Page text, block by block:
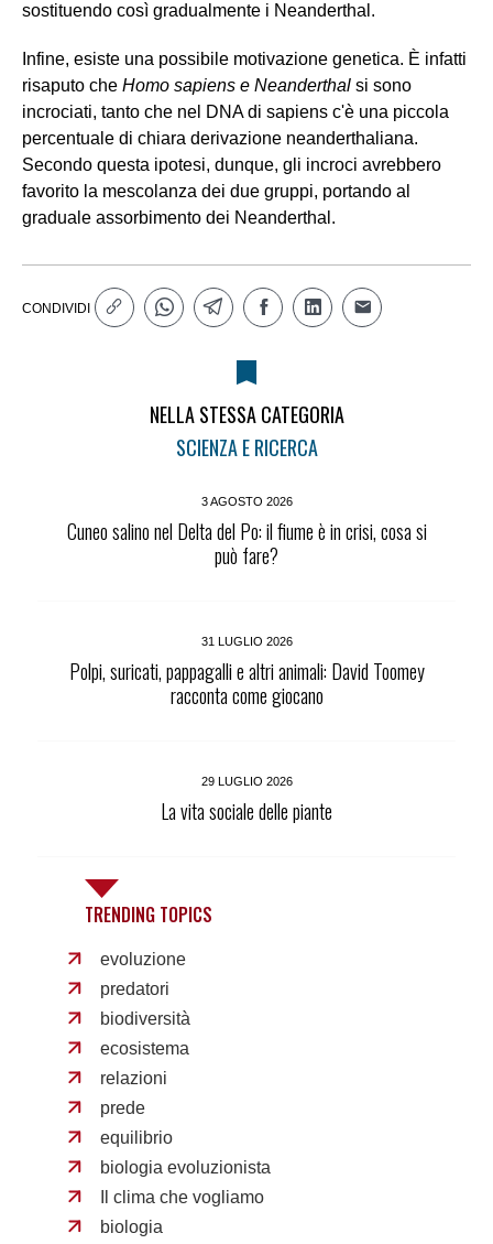
sostituendo così gradualmente i Neanderthal.
Infine, esiste una possibile motivazione genetica. È infatti
risaputo che Homo sapiens e Neanderthal si sono
incrociati, tanto che nel DNA di sapiens c'è una piccola
percentuale di chiara derivazione neanderthaliana.
Secondo questa ipotesi, dunque, gli incroci avrebbero
favorito la mescolanza dei due gruppi, portando al
graduale assorbimento dei Neanderthal.
CONDIVIDI
NELLA STESSA CATEGORIA
SCIENZA E RICERCA
3 AGOSTO 2026
Cuneo salino nel Delta del Po: il fiume è in crisi, cosa si
può fare?
31 LUGLIO 2026
Polpi, suricati, pappagalli e altri animali: David Toomey
racconta come giocano
29 LUGLIO 2026
La vita sociale delle piante
TRENDING TOPICS
evoluzione
predatori
biodiversità
ecosistema
relazioni
prede
equilibrio
biologia evoluzionista
Il clima che vogliamo
biologia